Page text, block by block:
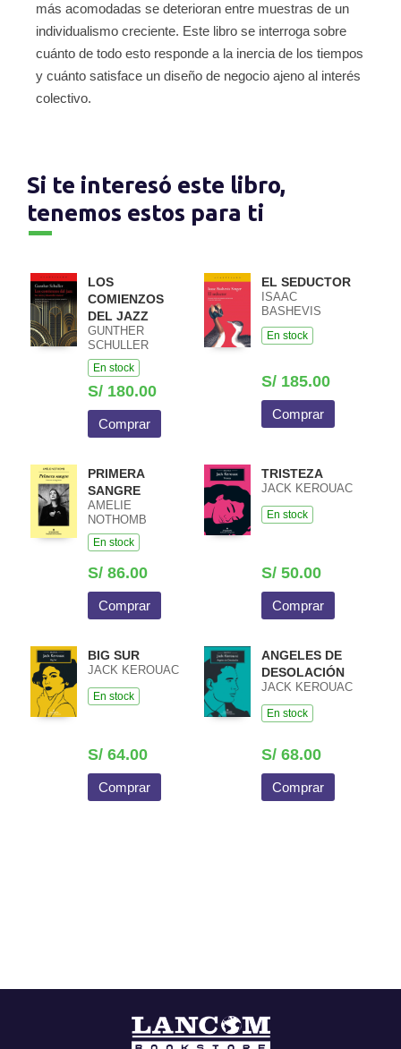
más acomodadas se deterioran entre muestras de un
individualismo creciente. Este libro se interroga sobre
cuánto de todo esto responde a la inercia de los tiempos
y cuánto satisface un diseño de negocio ajeno al interés
colectivo.
Si te interesó este libro,
tenemos estos para ti
LOS
COMIENZOS
DEL JAZZ
GUNTHER
SCHULLER
En stock
S/ 180.00
Comprar
EL SEDUCTOR
ISAAC
BASHEVIS
SINGER
En stock
S/ 185.00
Comprar
PRIMERA
SANGRE
AMELIE
NOTHOMB
En stock
S/ 86.00
Comprar
TRISTEZA
JACK KEROUAC
En stock
S/ 50.00
Comprar
BIG SUR
JACK KEROUAC
En stock
S/ 64.00
Comprar
ANGELES DE
DESOLACIÓN
JACK KEROUAC
En stock
S/ 68.00
Comprar